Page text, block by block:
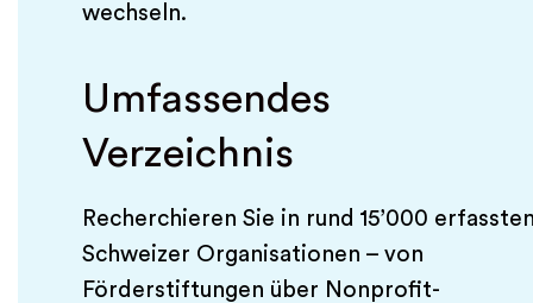
wechseln.
Umfassendes
Verzeichnis
Recherchieren Sie in rund 15’000
Schweizer Organisationen – von
Förderstiftungen über Nonprofit-